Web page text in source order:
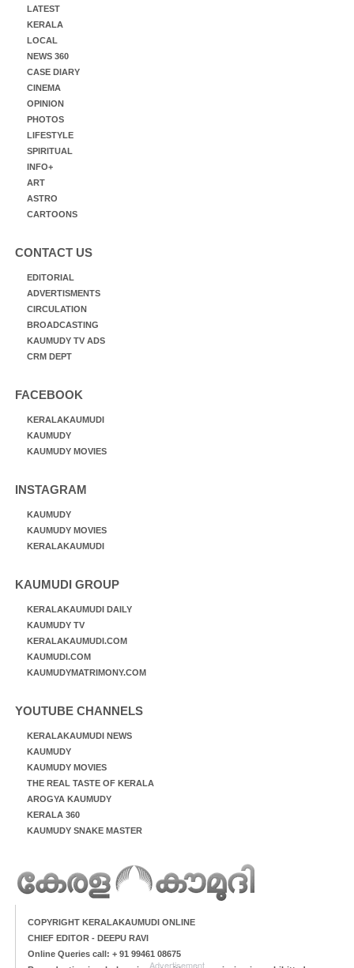
LATEST
KERALA
LOCAL
NEWS 360
CASE DIARY
CINEMA
OPINION
PHOTOS
LIFESTYLE
SPIRITUAL
INFO+
ART
ASTRO
CARTOONS
CONTACT US
EDITORIAL
ADVERTISMENTS
CIRCULATION
BROADCASTING
KAUMUDY TV ADS
CRM DEPT
FACEBOOK
KERALAKAUMUDI
KAUMUDY
KAUMUDY MOVIES
INSTAGRAM
KAUMUDY
KAUMUDY MOVIES
KERALAKAUMUDI
KAUMUDI GROUP
KERALAKAUMUDI DAILY
KAUMUDY TV
KERALAKAUMUDI.COM
KAUMUDI.COM
KAUMUDYMATRIMONY.COM
YOUTUBE CHANNELS
KERALAKAUMUDI NEWS
KAUMUDY
KAUMUDY MOVIES
THE REAL TASTE OF KERALA
AROGYA KAUMUDY
KERALA 360
KAUMUDY SNAKE MASTER
COPYRIGHT KERALAKAUMUDI ONLINE
CHIEF EDITOR - DEEPU RAVI
Online Queries call: + 91 99461 08675
Advertisement